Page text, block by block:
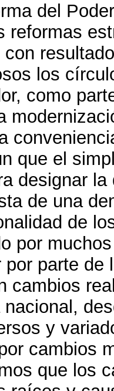
del
reformas
con
los
como
que el
designar
de una
de
por
por parte de
cambios
y
cambios
que los